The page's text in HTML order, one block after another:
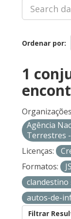
Ordenar por
1
Agência
Terrestres
Licenças:
Formatos:
clandestino
autos-de-
Filtrar